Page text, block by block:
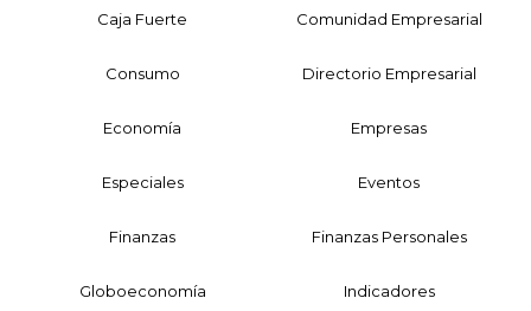
Caja Fuerte Comunidad Empresarial
Consumo Directorio Empresarial
Economía Empresas
Especiales Eventos
Finanzas Finanzas Personales
Globoeconomía Indicadores